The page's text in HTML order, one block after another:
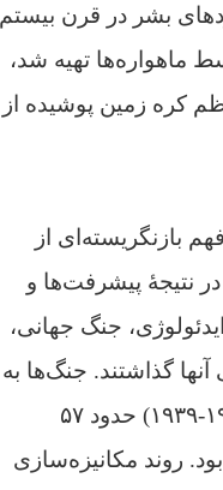
بشر در قرن بیستم
ماهواره‌ها تهیه شد،
کره زمین پوشیده از
بازنگریسته‌ای از
نتیجهٔ پیشرفت‌ها و
جنگ جهانی،
گذاشتند. جنگ‌ها به
مقیاس‌ و درجه‌ بی‌سابقه‌ای از پیچیدگی رسیدند. تنها در جنگ جهانی دوم (۱۹۴۵-۱۹۳۹) حدود ۵۷
روند مکانیزه‌سازی